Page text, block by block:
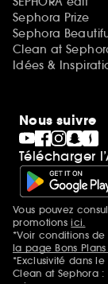
Sephora Prize
Sephora
Clean at
Idées &
Nous suivre
Télécharger
Mentions
Vous pouvez
promotionsici.
*Voir conditions
la page Bons Plans
*Exclusivité dans
Clean at Sephora